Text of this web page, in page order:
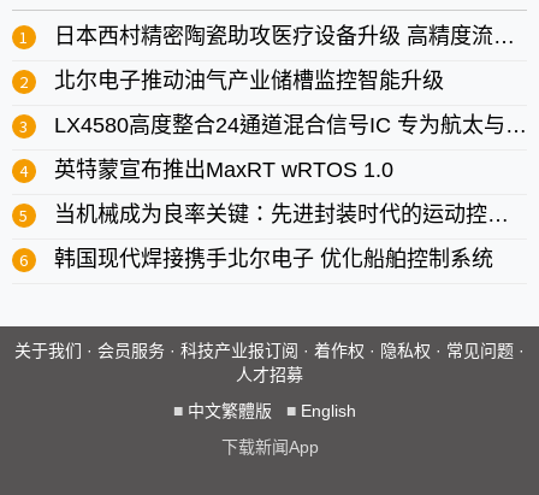
日本西村精密陶瓷助攻医疗设备升级 高精度流体控制成关键技术
北尔电子推动油气产业储槽监控智能升级
LX4580高度整合24通道混合信号IC 专为航太与国防致动控制设计
英特蒙宣布推出MaxRT wRTOS 1.0
当机械成为良率关键：先进封装时代的运动控制系统工程思维
韩国现代焊接携手北尔电子 优化船舶控制系统
关于我们 · 会员服务 · 科技产业报订阅 · 着作权 · 隐私权 · 常见问题 ·
人才招募
■ 中文繁體版 ■ English
下载新闻App